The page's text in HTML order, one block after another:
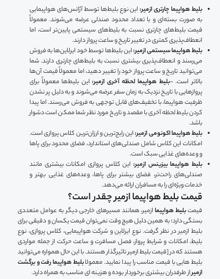
بلیط هواپیما چارتری ازمیر: این نوع بلیط‌ها توسط آژانس‌های هواپیمایی
به صورت بسته‌ای و با تعداد محدود صندلی عرضه می‌شوند. معمولاً
قیمت بلیط‌های چارتری نسبت به بلیط‌های سیستمی پایین‌تر است، اما
انعطاف‌پذیری کمتری در تغییر تاریخ و ساعت پرواز دارند.
بلیط هواپیما سیستمی ازمیر:این بلیط‌ها توسط خود ایرلاین‌ها به فروش
می‌رسند و انعطاف‌پذیری بیشتری نسبت به بلیط‌های چارتری دارند. شما
می‌توانید تاریخ و ساعت پرواز خود را تغییر دهید، اما معمولاً قیمت آن‌ها
بالاتر است. -بلیط هواپیما لحظه آخری ازمیر: این بلیط‌ها معمولاً برای
پروازهایی با تاریخ نزدیک به زمان سفر عرضه می‌شوند و به دلیل پر نشدن
ظرفیت هواپیما، با تخفیف‌های قابل توجهی به فروش می‌رسند. اما پیدا
کردن بلیط لحظه آخری با مقصد و تاریخ مورد نظر شما ممکن است دشوار
باشد.
بلیط هواپیما اکونومی ازمیر:این رایج‌ترین و ارزان‌ترین کلاس پروازی است.
امکانات این کلاس شامل صندلی‌های استاندارد، فضای محدود برای پاها
و وعده‌های غذایی سبک است.
بلیط هواپیما بیزینس ازمیر: این کلاس پروازی امکانات بیشتری مانند
صندلی‌های راحت‌تر، فضای بیشتر برای پاها، وعده‌های غذایی بهتر و
خدمات ویژه‌ای را به مسافران ارائه می‌دهد.
قیمت بلیط هواپیما ازمیر چقدر است؟
قیمتبلیط هواپیماازمیر، همانند مسیرهای خارجی دیگر به عوامل متعددی
بستگی دارد؛ به همین دلیل هیچ وقت نمی‌توان قیمت یکسان و دقیقی برای
بلیط ازمیر در نظر گرفت. نوع ایرلاین و شرکت هواپیمایی، کلاس پروازی، نوع
بلیط، امکانات و شرایط پرواز، فصل مسافرت و ساعت حرکت از جمله مواردی
هستند که در [قیمت بلیط ازمیر تاثیرگذار هستند. با این حال همواره می‌توانید
بلیط هایی با قیمت مناسب را پیدا نمایید. معمولابلیط هواپیما رفت و برگشت
ازمیراز طرفدران بیشتری برخوردار بوده و هزینه ای مناسب به همراه دارد.